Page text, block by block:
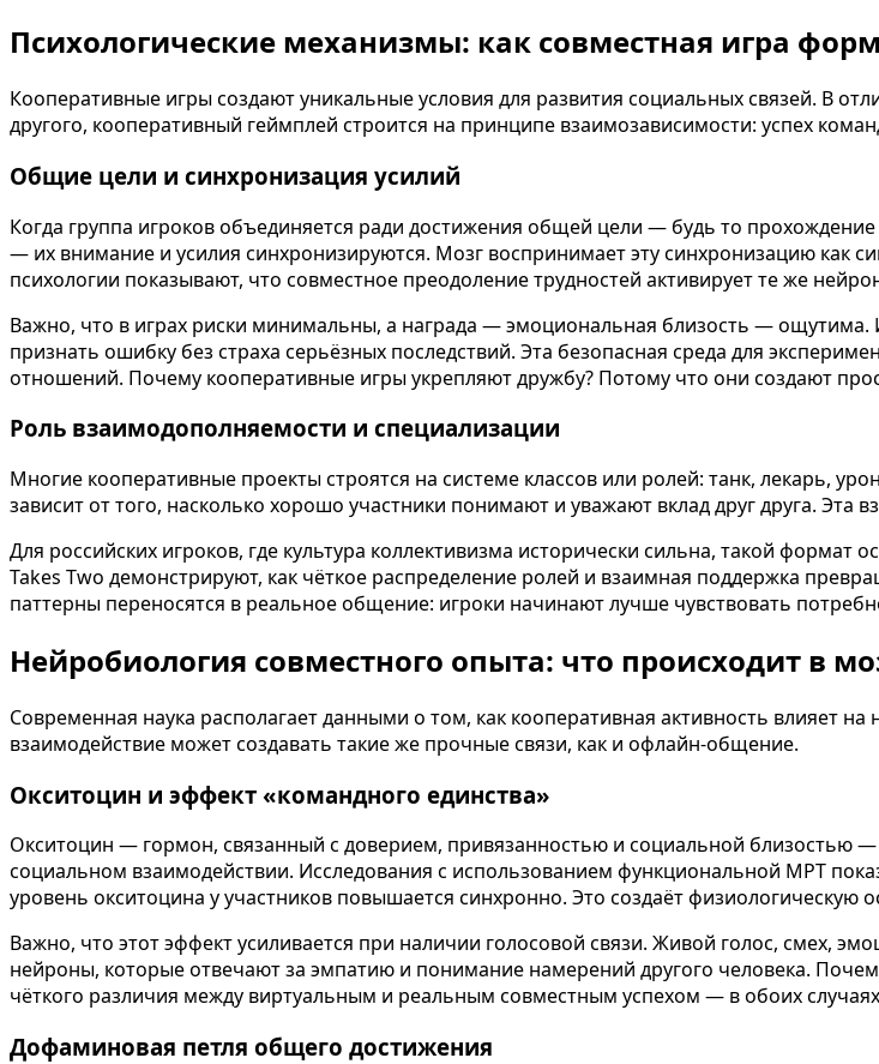
Психологические механизмы: как совместная игра
Кооперативные игры создают уникальные условия для развития социальных связей. В
другого, кооперативный геймплей строится на принципе взаимозависимости: успех
Общие цели и синхронизация усилий
Когда группа игроков объединяется ради достижения общей цели — будь то
— их внимание и усилия синхронизируются. Мозг воспринимает эту синхронизацию как
психологии показывают, что совместное преодоление трудностей активирует те же
Важно, что в играх риски минимальны, а награда — эмоциональная близость —
признать ошибку без страха серьёзных последствий. Эта безопасная среда для
отношений. Почему кооперативные игры укрепляют дружбу? Потому что они создают
Роль взаимодополняемости и специализации
Многие кооперативные проекты строятся на системе классов или ролей: танк, лекарь,
зависит от того, насколько хорошо участники понимают и уважают вклад друг друга.
Для российских игроков, где культура коллективизма исторически сильна, такой
Takes Two демонстрируют, как чёткое распределение ролей и взаимная поддержка
паттерны переносятся в реальное общение: игроки начинают лучше чувствовать
Нейробиология совместного опыта: что происходит в
Современная наука располагает данными о том, как кооперативная активность влияет
взаимодействие может создавать такие же прочные связи, как и офлайн-общение.
Окситоцин и эффект «командного единства»
Окситоцин — гормон, связанный с доверием, привязанностью и социальной близостью
социальном взаимодействии. Исследования с использованием функциональной МРТ
уровень окситоцина у участников повышается синхронно. Это создаёт физиологическую
Важно, что этот эффект усиливается при наличии голосовой связи. Живой голос, смех,
нейроны, которые отвечают за эмпатию и понимание намерений другого человека.
чёткого различия между виртуальным и реальным совместным успехом — в обоих
Дофаминовая петля общего достижения